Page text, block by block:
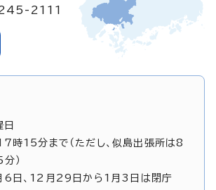
245-2111
日
時15分まで（ただし、似島出張所は8
）
6日、12月29日から1月3日は閉庁